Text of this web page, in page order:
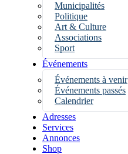
Municipalités
Politique
Art & Culture
Associations
Sport
Événements
Événements à venir
Événements passés
Calendrier
Adresses
Services
Annonces
Shop